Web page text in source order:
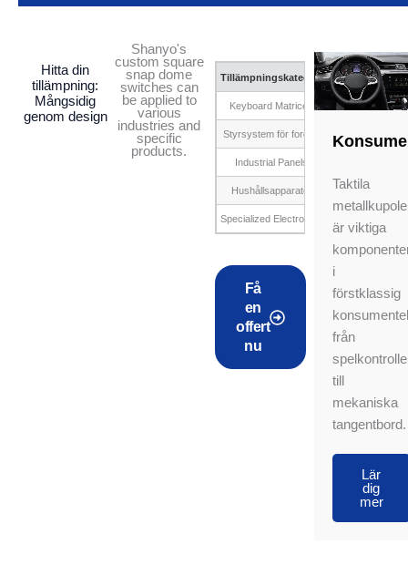
Hitta din
tillämpning:
Mångsidig
genom design
Shanyo's
custom square
snap dome
switches can
be applied to
various
industries and
specific
products.
Tillämpningskategori
Keyboard Matrices
Styrsystem för fordon Steering wheel
Industrial Panels
Hushållsapparater Washing
Specialized Electronics
Få
en
offert
nu
Taktila
är viktiga
i
förstklassig
från
till
mekaniska
tangentbord.
Lär
dig
mer